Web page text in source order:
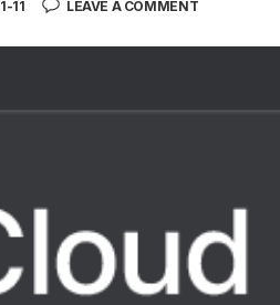
11 LEAVE A COMMENT